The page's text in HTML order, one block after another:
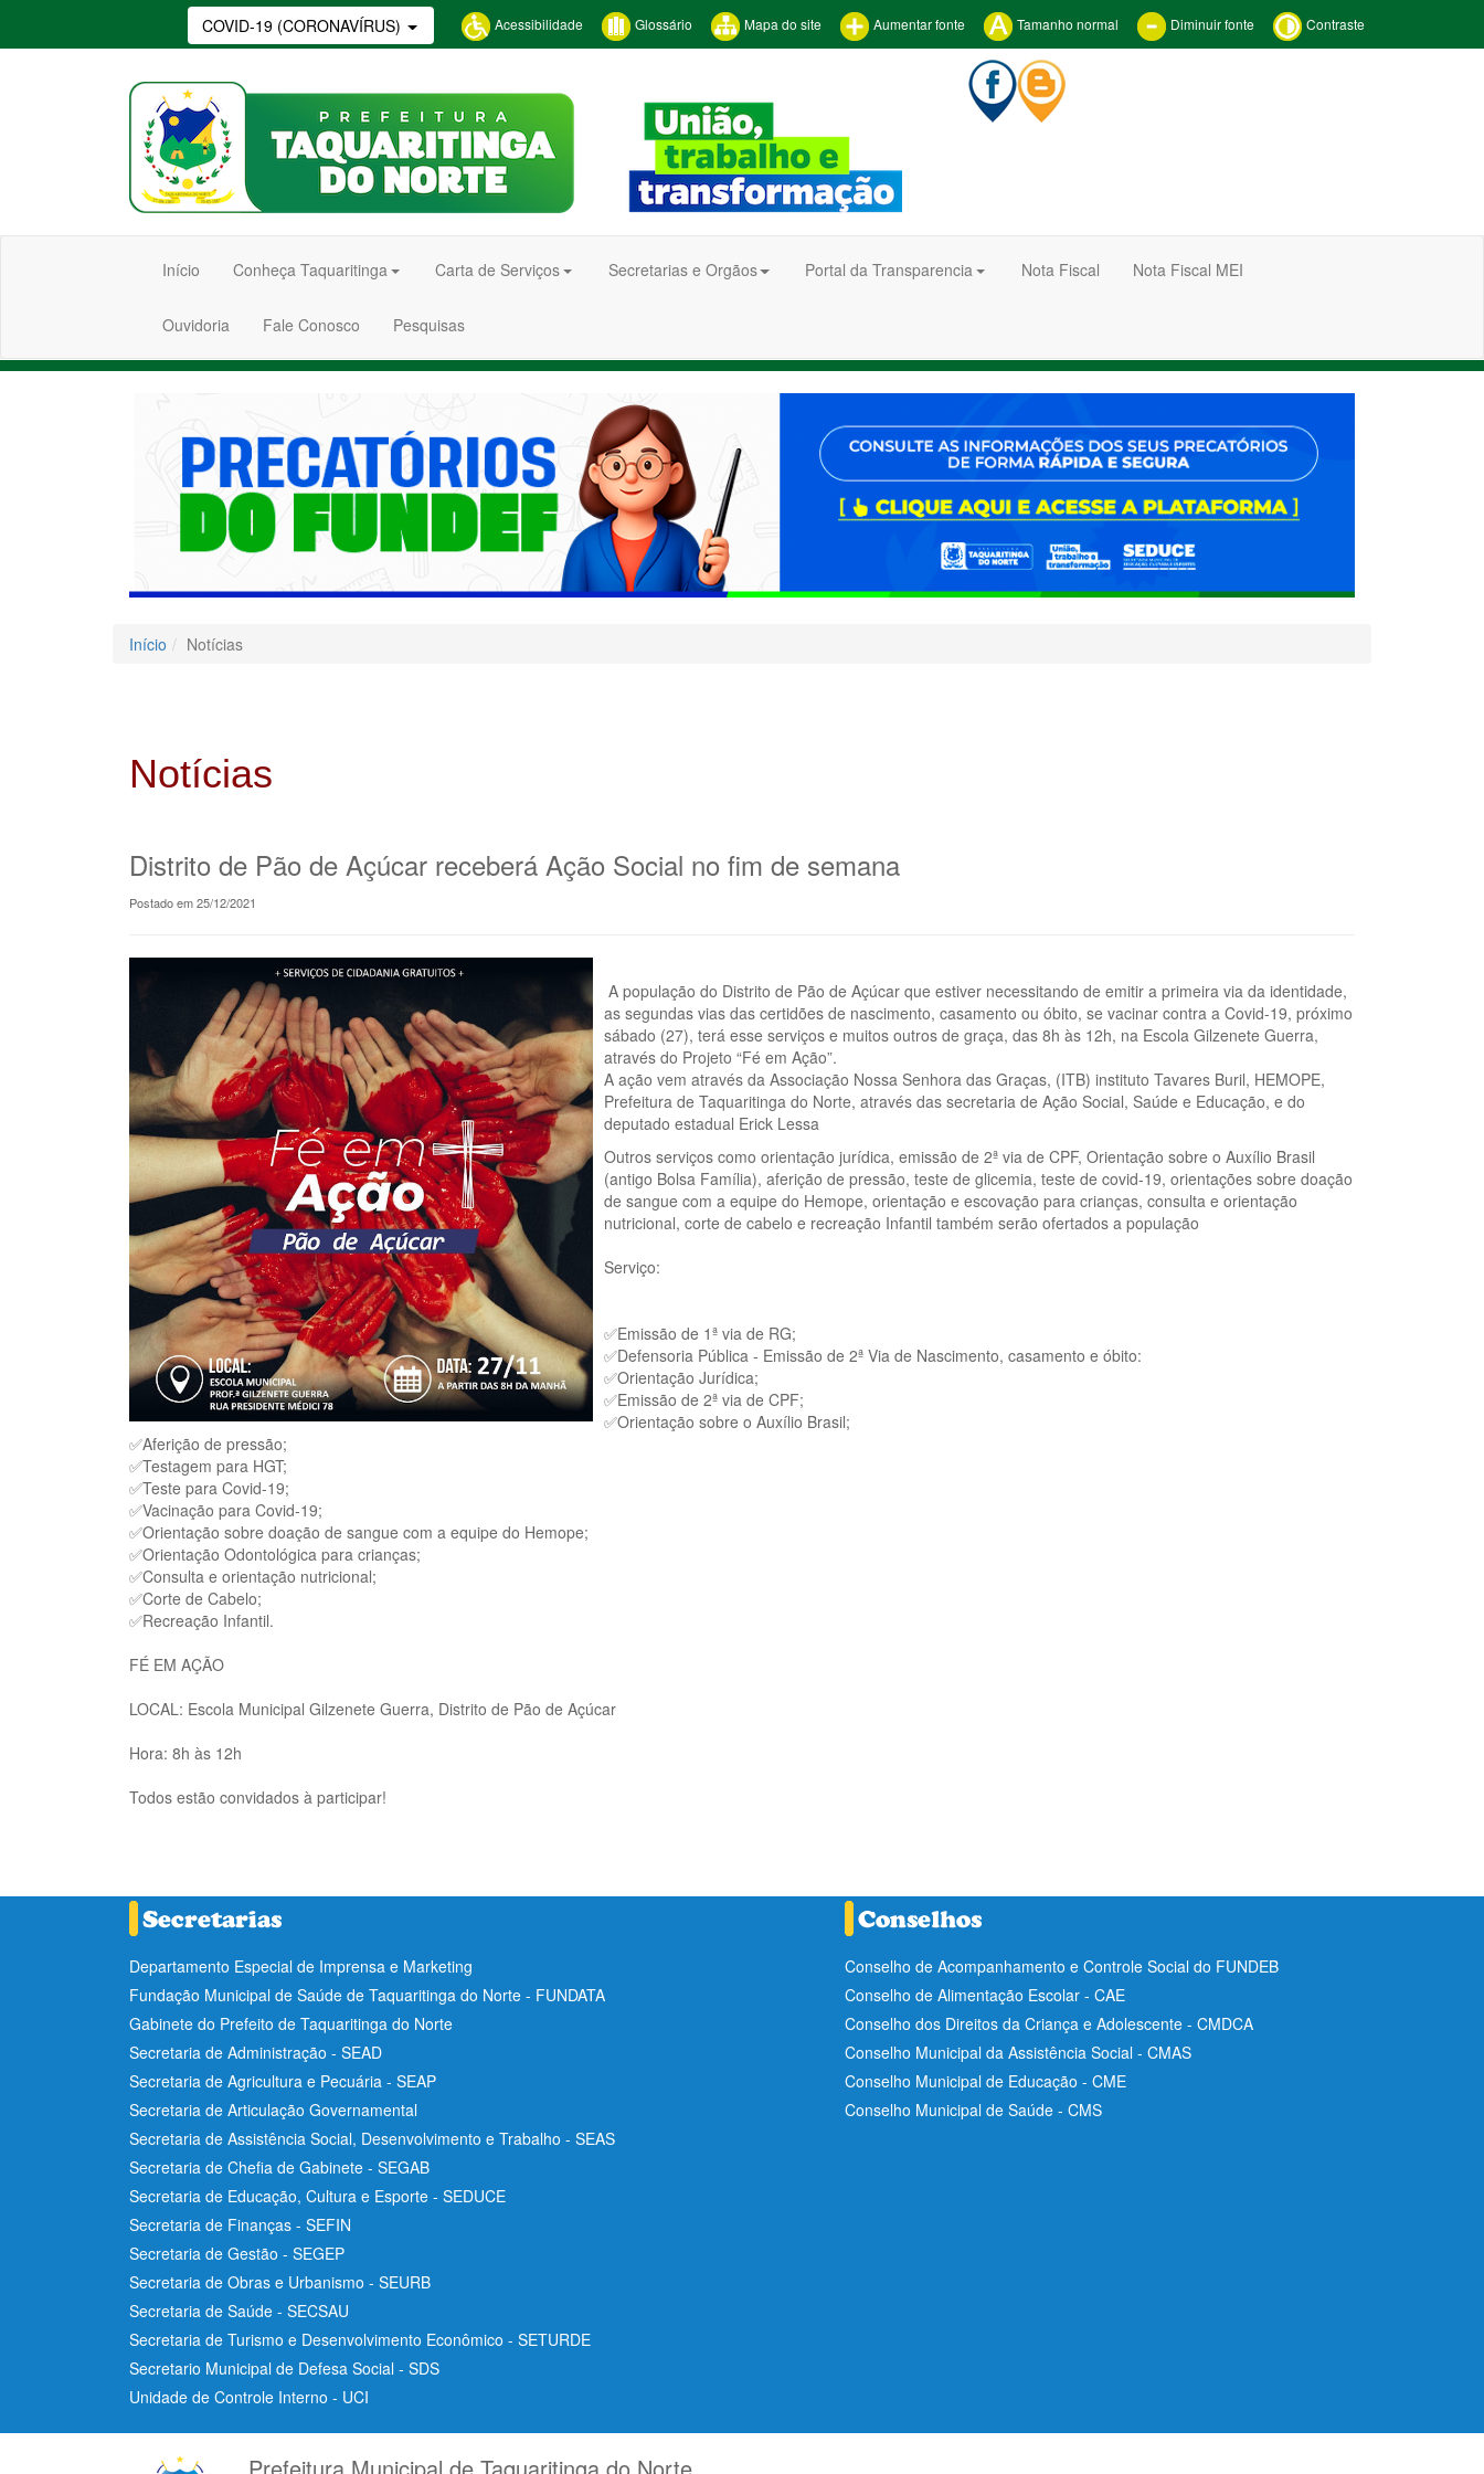
COVID-19 (CORONAVÍRUS) Acessibilidade Glossário Mapa do site Aumentar fonte Tamanho normal Diminuir fonte Contraste
Início Conheça Taquaritinga Carta de Serviços Secretarias e Orgãos Portal da Transparencia Nota Fiscal Nota Fiscal MEI
Ouvidoria Fale Conosco Pesquisas
Início Notícias
Notícias
Distrito de Pão de Açúcar receberá Ação Social no fim de semana
Postado em 25/12/2021
A população do Distrito de Pão de Açúcar que estiver necessitando de emitir a primeira via da identidade,
as segundas vias das certidões de nascimento, casamento ou óbito, se vacinar contra a Covid-19, próximo
sábado (27), terá esse serviços e muitos outros de graça, das 8h às 12h, na Escola Gilzenete Guerra,
através do Projeto “Fé em Ação”.
A ação vem através da Associação Nossa Senhora das Graças, (ITB) instituto Tavares Buril, HEMOPE,
Prefeitura de Taquaritinga do Norte, através das secretaria de Ação Social, Saúde e Educação, e do
deputado estadual Erick Lessa
Outros serviços como orientação jurídica, emissão de 2ª via de CPF, Orientação sobre o Auxílio Brasil
(antigo Bolsa Família), aferição de pressão, teste de glicemia, teste de covid-19, orientações sobre doação
de sangue com a equipe do Hemope, orientação e escovação para crianças, consulta e orientação
nutricional, corte de cabelo e recreação Infantil também serão ofertados a população
Serviço:
✅Emissão de 1ª via de RG;
✅Defensoria Pública - Emissão de 2ª Via de Nascimento, casamento e óbito:
✅Orientação Jurídica;
✅Emissão de 2ª via de CPF;
✅Orientação sobre o Auxílio Brasil;
✅Aferição de pressão;
✅Testagem para HGT;
✅Teste para Covid-19;
✅Vacinação para Covid-19;
✅Orientação sobre doação de sangue com a equipe do Hemope;
✅Orientação Odontológica para crianças;
✅Consulta e orientação nutricional;
✅Corte de Cabelo;
✅Recreação Infantil.
FÉ EM AÇÃO
LOCAL: Escola Municipal Gilzenete Guerra, Distrito de Pão de Açúcar
Hora: 8h às 12h
Todos estão convidados à participar!
Departamento Especial de Imprensa e Marketing
Fundação Municipal de Saúde de Taquaritinga do Norte - FUNDATA
Gabinete do Prefeito de Taquaritinga do Norte
Secretaria de Administração - SEAD
Secretaria de Agricultura e Pecuária - SEAP
Secretaria de Articulação Governamental
Secretaria de Assistência Social, Desenvolvimento e Trabalho - SEAS
Secretaria de Chefia de Gabinete - SEGAB
Secretaria de Educação, Cultura e Esporte - SEDUCE
Secretaria de Finanças - SEFIN
Secretaria de Gestão - SEGEP
Secretaria de Obras e Urbanismo - SEURB
Secretaria de Saúde - SECSAU
Secretaria de Turismo e Desenvolvimento Econômico - SETURDE
Secretario Municipal de Defesa Social - SDS
Unidade de Controle Interno - UCI
Conselho de Acompanhamento e Controle Social do FUNDEB
Conselho de Alimentação Escolar - CAE
Conselho dos Direitos da Criança e Adolescente - CMDCA
Conselho Municipal da Assistência Social - CMAS
Conselho Municipal de Educação - CME
Conselho Municipal de Saúde - CMS